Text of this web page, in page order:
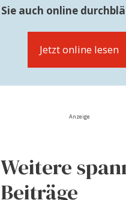
Sie auch online
Jetzt online lesen
Anzeige
Weitere
Beiträge